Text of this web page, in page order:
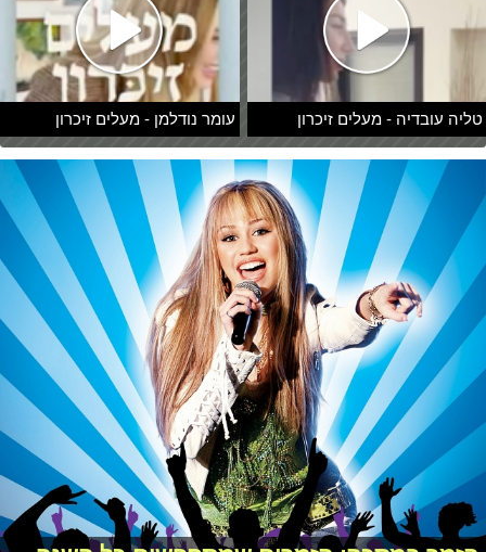
טליה עובדיה - מעלים זיכרון עומר נודלמן - מעלים זיכרון